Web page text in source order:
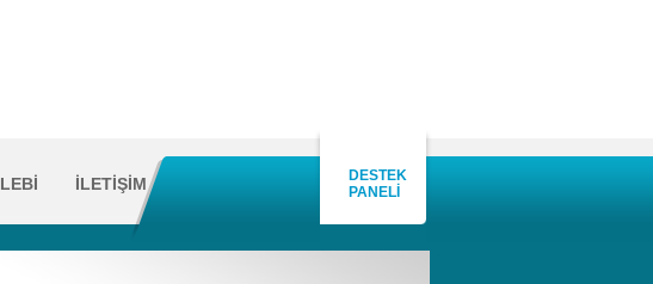
DESTEK
PANELİ
İLETİŞİM